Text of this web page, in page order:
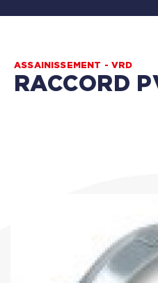
ASSAINISSEMENT - VRD
RACCORD